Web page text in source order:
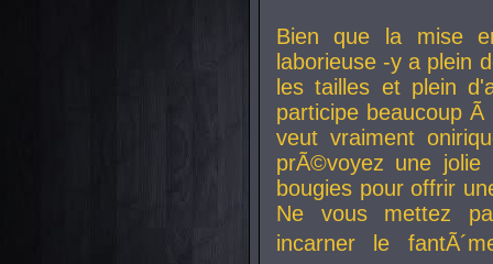
Bien que la mise
laborieuse -y a plein
les tailles et plein
participe beaucoup
veut vraiment
prÃ©voyez une
bougies pour offrir
Ne vous mettez
incarner le